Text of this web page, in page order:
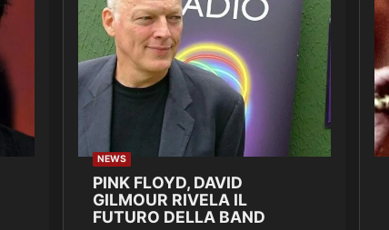
NEWS
PINK FLOYD, DAVID
GILMOUR RIVELA IL
FUTURO DELLA BAND